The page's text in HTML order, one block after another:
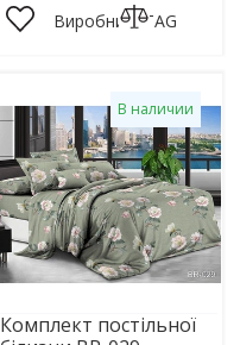
Виробник: TAG
В наличии
Комплект постільної